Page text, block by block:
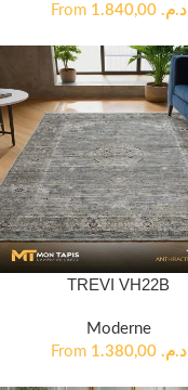
From
د.م. 1.840,00
TREVI VH22B
Moderne
From
د.م. 1.380,00